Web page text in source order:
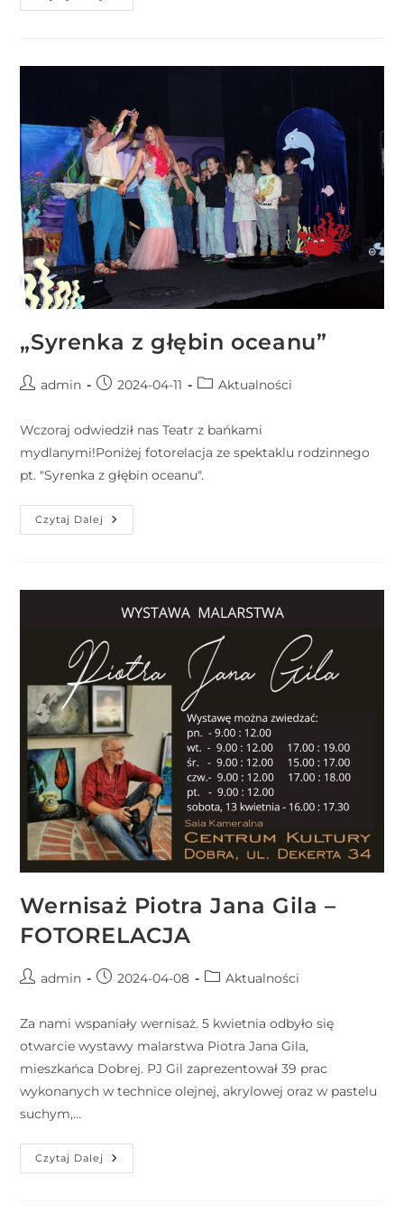
„Syrenka z głębin oceanu”
admin 2024-04-11 Aktualności
Wczoraj odwiedził nas Teatr z bańkami
mydlanymi!Poniżej fotorelacja ze spektaklu rodzinnego
pt. "Syrenka z głębin oceanu".
Czytaj Dalej
Wernisaż Piotra Jana Gila –
FOTORELACJA
admin 2024-04-08 Aktualności
Za nami wspaniały wernisaż. 5 kwietnia odbyło się
otwarcie wystawy malarstwa Piotra Jana Gila,
mieszkańca Dobrej. PJ Gil zaprezentował 39 prac
wykonanych w technice olejnej, akrylowej oraz w pastelu
suchym,…
Czytaj Dalej